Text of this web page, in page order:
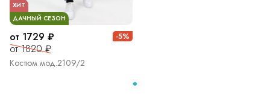
ДАЧНЫЙ СЕЗОН
ХИТ
от 1729 ₽
от 1820 ₽
-5%
Костюм мод.2109/2